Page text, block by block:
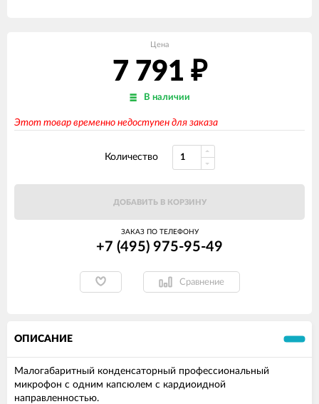
Цена
7 791 ₽
В наличии
Этот товар временно недоступен для заказа
Количество
ДОБАВИТЬ В КОРЗИНУ
ЗАКАЗ ПО ТЕЛЕФОНУ
+7 (495) 975-95-49
Сравнение
ОПИСАНИЕ
Малогабаритный конденсаторный профессиональный
микрофон с одним капсюлем с кардиоидной
направленностью.